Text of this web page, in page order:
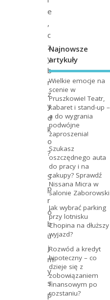
e
,
c
z
y
b
r
z
y
d
k
o
?
S
p
r
ó
b
u
j
m
y
s
p
Najnowsze
artykuły
Wielkie emocje na
scenie w
Pruszkowie! Teatr,
kabaret i stand-up –
a do wygrania
podwójne
zaproszenia!
Szukasz
oszczędnego auta
do pracy i na
zakupy? Sprawdź
Nissana Micra w
salonie Zaborowski
Jak wybrać parking
przy lotnisku
Chopina na dłuższy
wyjazd?
Rozwód a kredyt
hipoteczny – co
dzieje się z
zobowiązaniem
finansowym po
rozstaniu?